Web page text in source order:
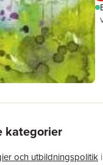
kategorier
och utbildningspolitik